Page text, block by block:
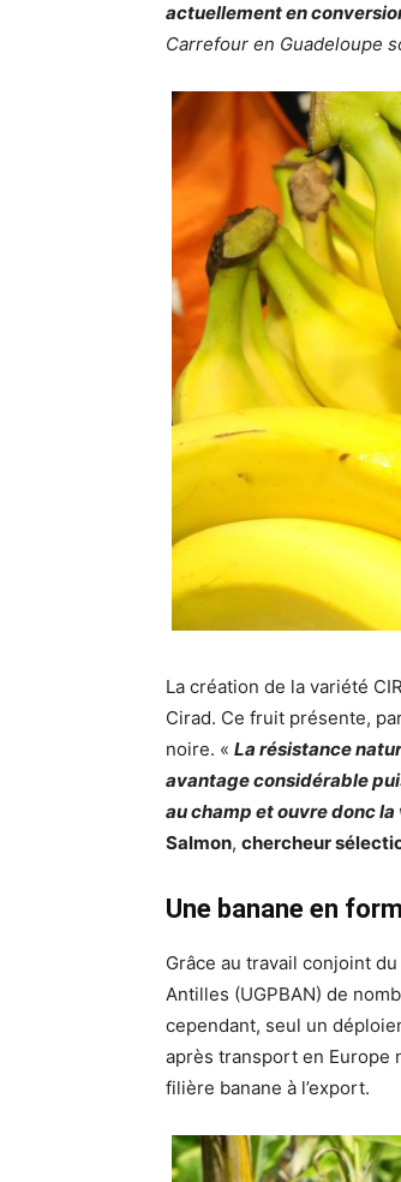
actuellement en
Carrefour en Guadeloupe
La création de la variété
Cirad. Ce fruit présente,
noire. « La résistance
avantage considérable
au champ et ouvre donc
Salmon, chercheur
Une banane en
Grâce au travail conjoint
Antilles (UGPBAN) de
cependant, seul un
après transport en Europe
filière banane à l’export.